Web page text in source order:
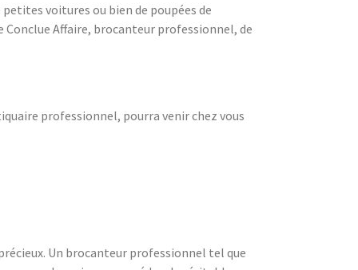
voitures ou bien de poupées de
Conclue Affaire, brocanteur professionnel, de
professionnel, pourra venir chez vous
Un brocanteur professionnel tel que